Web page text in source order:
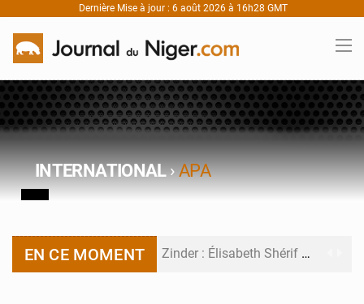
Dernière Mise à jour : 6 août 2026 à 16h28 GMT
INTERNATIONAL›APA
EN CE MOMENT Zinder : Élisabeth Shérif visite l’école Birni Garçon